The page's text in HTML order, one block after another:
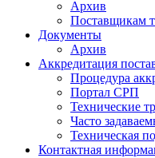
Архив
Поставщикам
Документы
Архив
Аккредитация
Процедура
Портал СРП
Технические
Часто
Техническая
Контактная